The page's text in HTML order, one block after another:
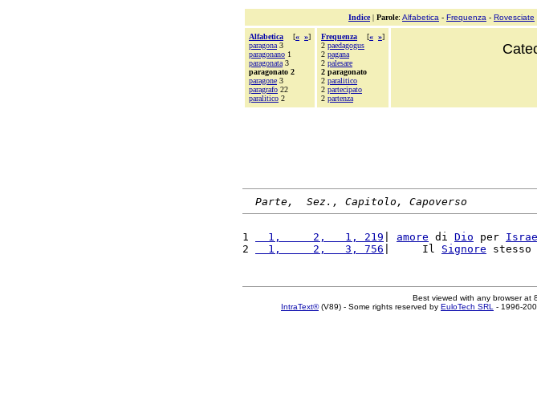
Indice| Parole: Alfabetica - Frequenza - Rovesciate
Alfabetica [« »]
paragona 3
paragonano 1
paragonata 3
paragonato 2
paragone 3
paragrafo 22
paralitico 2
Frequenza [« »]
2 paedagogus
2 pagana
2 palesare
2 paragonato
2 paralitico
2 partecipato
2 partenza
Parte,  Sez., Capitolo, Capoverso
1
  1,     2,   1, 219
amore di Dio per
2
  1,     2,   3, 756
|     Il Signore
Best viewed with any browser at
IntraText®(V89) - Some rights reserved by EuloTech SRL - 1996-